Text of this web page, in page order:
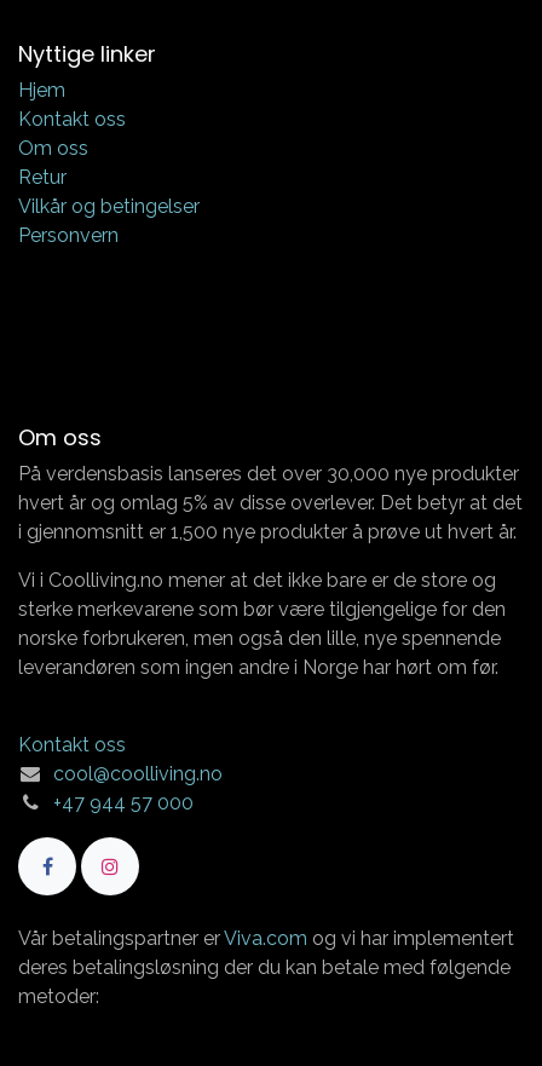
Nyttige linker
Hjem
Kontakt oss
Om oss
Retur
Vilkår og betingelser
Personvern
Om oss
På verdensbasis lanseres det over 30,000 nye produkter
hvert år og omlag 5% av disse overlever. Det betyr at det
i gjennomsnitt er 1,500 nye produkter å prøve ut hvert år.
Vi i Coolliving.no mener at det ikke bare er de store og
sterke merkevarene som bør være tilgjengelige for den
norske forbrukeren, men også den lille, nye spennende
leverandøren som ingen andre i Norge har hørt om før.
Kontakt oss
cool@coolliving.no
+47 944 57 000
Vår betalingspartner erViva.com og vi har implementert
deres betalingsløsning der du kan betale med følgende
metoder: